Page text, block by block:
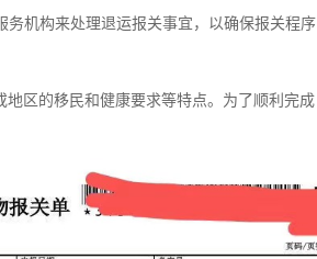
机构来处理退运报关事宜，以确保报关程序
区的移民和健康要求等特点。为了顺利完成